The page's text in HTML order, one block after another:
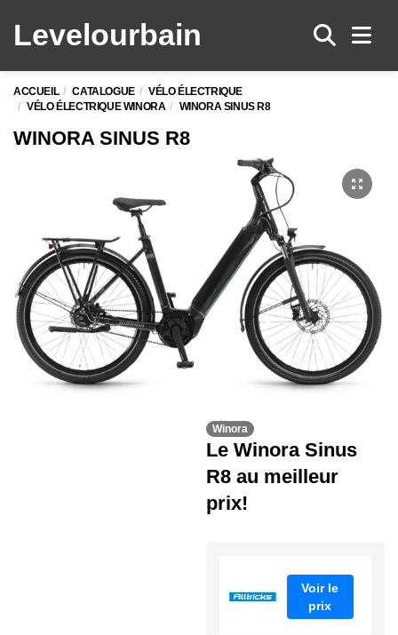
Levelourbain
ACCUEIL CATALOGUE
VÉLO ÉLECTRIQUE
VÉLO ÉLECTRIQUE WINORA
WINORA SINUS R8
WINORA SINUS R8
Winora
Le Winora Sinus
R8 au meilleur
prix!
Voir le
prix